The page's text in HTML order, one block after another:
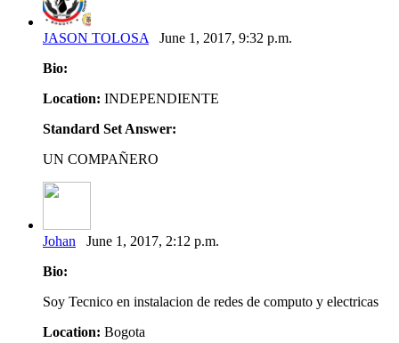
JASON TOLOSA June 1, 2017, 9:32 p.m.
Bio:
Location: INDEPENDIENTE
Standard Set Answer:
UN COMPAÑERO
Johan June 1, 2017, 2:12 p.m.
Bio:
Soy Tecnico en instalacion de redes de computo y electricas
Location: Bogota